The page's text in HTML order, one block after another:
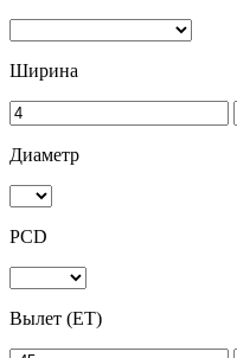
Ширина
Диаметр
PCD
Вылет (ET)